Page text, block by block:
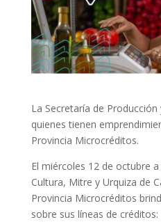
La Secretaría de
quienes tienen
Provincia Microcréditos.
El miércoles 12 de octubre
Cultura, Mitre y Urquiza de
Provincia Microcréditos
sobre sus líneas de